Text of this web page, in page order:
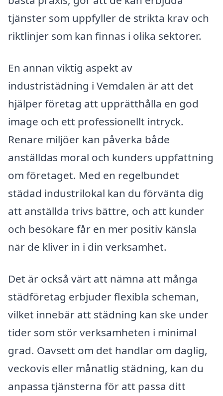
tjänster som uppfyller de strikta krav och
riktlinjer som kan finnas i olika sektorer.
En annan viktig aspekt av
industristädning i Vemdalen är att det
hjälper företag att upprätthålla en god
image och ett professionellt intryck.
Renare miljöer kan påverka både
anställdas moral och kunders uppfattning
om företaget. Med en regelbundet
städad industrilokal kan du förvänta dig
att anställda trivs bättre, och att kunder
och besökare får en mer positiv känsla
när de kliver in i din verksamhet.
Det är också värt att nämna att många
städföretag erbjuder flexibla scheman,
vilket innebär att städning kan ske under
tider som stör verksamheten i minimal
grad. Oavsett om det handlar om daglig,
veckovis eller månatlig städning, kan du
anpassa tjänsterna för att passa ditt